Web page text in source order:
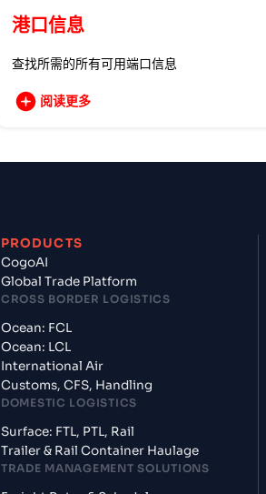
港口信息
查找所需的所有可用端口信息
阅读更多
PRODUCTS
CogoAI
Global Trade Platform
CROSS BORDER LOGISTICS
Ocean: FCL
Ocean: LCL
International Air
Customs, CFS, Handling
DOMESTIC LOGISTICS
Surface: FTL, PTL, Rail
Trailer & Rail Container Haulage
TRADE MANAGEMENT SOLUTIONS